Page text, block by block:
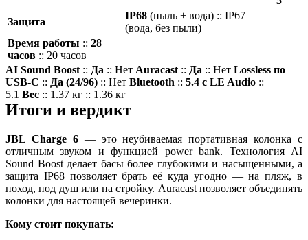
Защита
IP68 (пыль + вода) :: IP67
(вода, без пыли)
Время работы :: 28
часов :: 20 часов
AI Sound Boost :: Да :: Нет Auracast :: Да :: Нет Lossless по
USB-C :: Да (24/96) :: Нет Bluetooth :: 5.4 с LE Audio ::
5.1 Вес :: 1.37 кг :: 1.36 кг
Итоги и вердикт
JBL Charge 6— это неубиваемая портативная колонка с
отличным звуком и функцией power bank. Технология AI
Sound Boost делает басы более глубокими и насыщенными, а
защита IP68 позволяет брать её куда угодно — на пляж, в
поход, под душ или на стройку. Auracast позволяет объединять
колонки для настоящей вечеринки.
Кому стоит покупать: